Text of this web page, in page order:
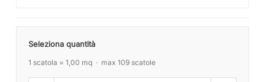
Seleziona quantità
1 scatola = 1,00 mq · max 109 scatole